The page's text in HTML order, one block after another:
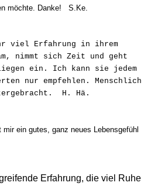
möchte. Danke! S.Ke.
viel Erfahrung in ihrem
nimmt sich Zeit und geht
ein. Ich kann sie jedem
nur empfehlen. Menschlich
H. Hä.
ein gutes, ganz neues Lebensgefühl
Erfahrung, die viel Ruhe